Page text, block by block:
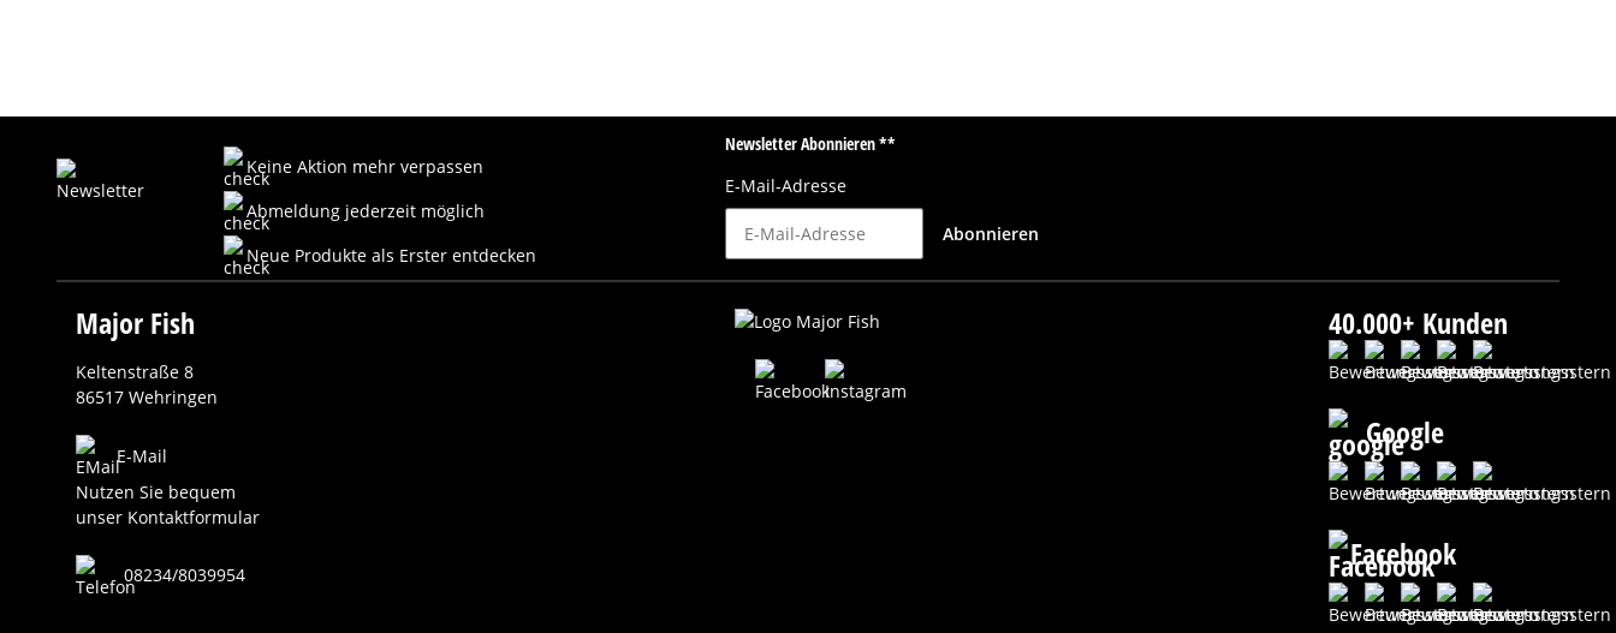
Keine Aktion mehr verpassen
Abmeldung jederzeit möglich
Neue Produkte als Erster entdecken
Newsletter Abonnieren **
E-Mail-Adresse
Abonnieren
Major Fish
Keltenstraße 8
86517 Wehringen
E-Mail
Nutzen Sie bequem
unser Kontaktformular
08234/8039954
40.000+ Kunden
Google
Facebook